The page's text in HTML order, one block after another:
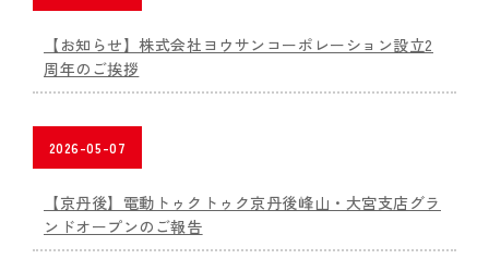
【お知らせ】株式会社ヨウサンコーポレーション設立2
周年のご挨拶
2026-05-07
【京丹後】電動トゥクトゥク京丹後峰山・大宮支店グラ
ンドオープンのご報告